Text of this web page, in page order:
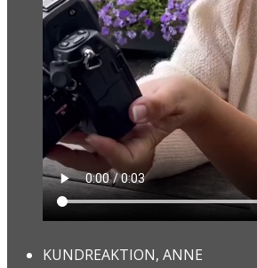
KUNDREAKTION, ANNE